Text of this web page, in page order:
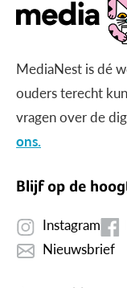
MediaNest is dé
ouders terecht
vragen over de
ons.
Blijf op de
Instagram
Nieuwsbrief